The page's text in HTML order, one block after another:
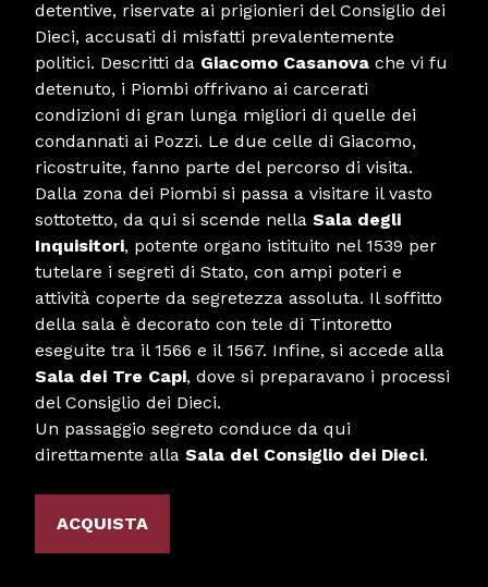
detentive, riservate ai prigionieri del Consiglio dei
Dieci, accusati di misfatti prevalentemente
politici. Descritti da Giacomo Casanova che vi fu
detenuto, i Piombi offrivano ai carcerati
condizioni di gran lunga migliori di quelle dei
condannati ai Pozzi. Le due celle di Giacomo,
ricostruite, fanno parte del percorso di visita.
Dalla zona dei Piombi si passa a visitare il vasto
sottotetto, da qui si scende nella Sala degli
Inquisitori, potente organo istituito nel 1539 per
tutelare i segreti di Stato, con ampi poteri e
attività coperte da segretezza assoluta. Il soffitto
della sala è decorato con tele di Tintoretto
eseguite tra il 1566 e il 1567. Infine, si accede alla
Sala dei Tre Capi, dove si preparavano i processi
del Consiglio dei Dieci.
Un passaggio segreto conduce da qui
direttamente alla Sala del Consiglio dei Dieci.
ACQUISTA